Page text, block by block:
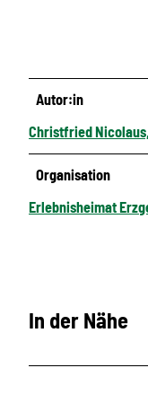
Autor:in
Christfried
Organisation
Erlebnisheimat
In der Nähe